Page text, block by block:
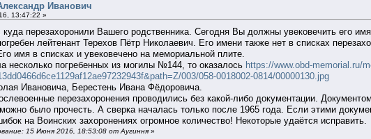
Иванович
13:47:22 »
перезахоронили Вашего родственника. Сегодня Вы должны увековечить его
лейтенант Терехов Пётр Николаевич. Его имени также нет в списках
имя в списках и увековечено на мемориальной плите.
несколько погребенных из могилы №144, то оказалось https://www.obd-memorial.ru/
003/058-0018002-0814/00000130.jpg
Ивановича, Берестень Ивана Фёдоровича.
перезахоронения проводились без какой-либо документации.
было прочесть. А сверка началась только после 1965 года. Если этими
на Воинских захоронениях огромное количество! Некоторые удаётся исправить.
15 Июня 2016, 18:53:08 от Аугиння »